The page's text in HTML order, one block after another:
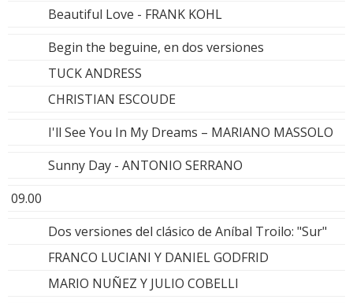
Beautiful Love - FRANK KOHL
Begin the beguine, en dos versiones
TUCK ANDRESS
CHRISTIAN ESCOUDE
I'll See You In My Dreams – MARIANO MASSOLO
Sunny Day - ANTONIO SERRANO
09.00
Dos versiones del clásico de Aníbal Troilo: "Sur"
FRANCO LUCIANI Y DANIEL GODFRID
MARIO NUÑEZ Y JULIO COBELLI